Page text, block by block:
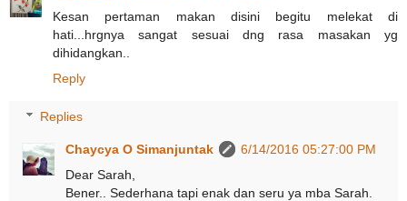
Kesan pertaman makan disini begitu melekat di
hati...hrgnya sangat sesuai dng rasa masakan yg
dihidangkan..
Reply
Replies
Chaycya O Simanjuntak
6/14/2016 05:27:00 PM
Dear Sarah,
Bener.. Sederhana tapi enak dan seru ya mba Sarah.